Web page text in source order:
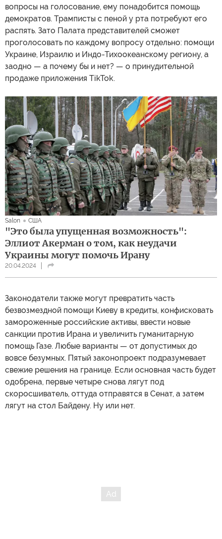
вопросы на голосование, ему понадобится помощь
демократов. Трамписты с пеной у рта потребуют его
распять. Зато Палата представителей сможет
проголосовать по каждому вопросу отдельно: помощи
Украине, Израилю и Индо-Тихоокеанскому региону, а
заодно — а почему бы и нет? — о принудительной
продаже приложения TikTok.
Salon США
"Это была упущенная возможность":
Эллиот Акерман о том, как неудачи
Украины могут помочь Ирану
20.04.2024
Законодатели также могут превратить часть
безвозмездной помощи Киеву в кредиты, конфисковать
замороженные российские активы, ввести новые
санкции против Ирана и увеличить гуманитарную
помощь Газе. Любые варианты — от допустимых до
вовсе безумных. Пятый законопроект подразумевает
свежие решения на границе. Если основная часть будет
одобрена, первые четыре снова лягут под
скоросшиватель, оттуда отправятся в Сенат, а затем
лягут на стол Байдену. Ну или нет.